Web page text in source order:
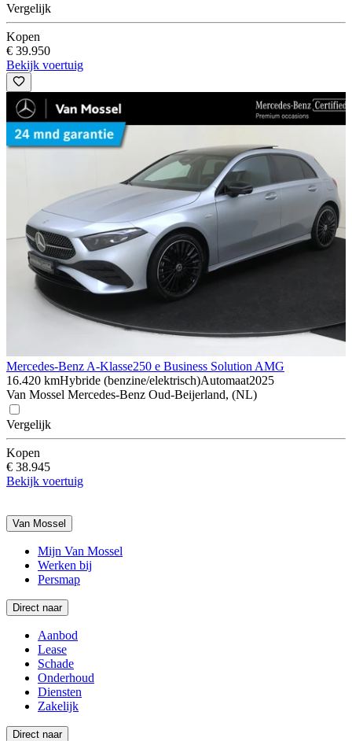
Vergelijk
Kopen
€ 39.950
Bekijk voertuig
Mercedes-Benz A-Klasse250 e Business Solution AMG
16.420 kmHybride (benzine/elektrisch)Automaat2025
Van Mossel Mercedes-Benz Oud-Beijerland, (NL)
Vergelijk
Kopen
€ 38.945
Bekijk voertuig
Van Mossel
Mijn Van Mossel
Werken bij
Persmap
Direct naar
Aanbod
Lease
Schade
Onderhoud
Diensten
Zakelijk
Direct naar